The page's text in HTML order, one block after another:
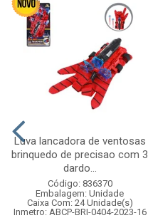
Luva lancadora de ventosas
brinquedo de precisao com 3
dardo...
Código: 836370
Embalagem: Unidade
Caixa Com: 24 Unidade(s)
Inmetro: ABCP-BRI-0404-2023-16